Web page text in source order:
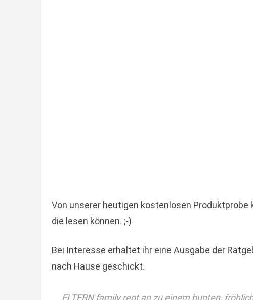
Von unserer heutigen kostenlosen
die lesen können. ;-)
Bei Interesse erhaltet ihr eine Ausgabe der
nach Hause geschickt.
ELTERN family regt an zu einem bunten,